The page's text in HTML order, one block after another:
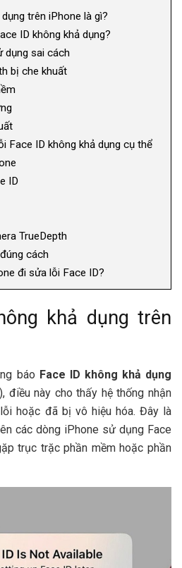
trên iPhone là gì?
ID không khả dụng?
dụng sai cách
bị che khuất
Face ID không khả dụng cụ thể
ID
TrueDepth
cách
đi sửa lỗi Face ID?
khả dụng trên
báo Face ID không khả dụng
điều này cho thấy hệ thống nhận
hoặc đã bị vô hiệu hóa. Đây là
các dòng iPhone sử dụng Face
trục trặc phần mềm hoặc phần